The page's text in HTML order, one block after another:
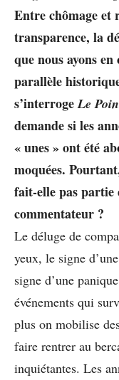
Entre chômage et
transparence, la
que nous ayons
parallèle
s’interrogeLe
demande si les
« unes » ont été
moquées.
fait-elle pas partie
commentateur ?
Le déluge de
yeux, le signe
signe d’une
événements qui
plus on mobilise
faire rentrer au
inquiétantes. Les